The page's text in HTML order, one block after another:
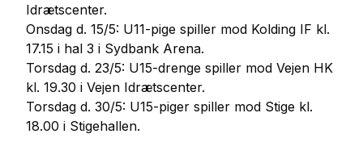
Idrætscenter.
Onsdag d. 15/5: U11-pige spiller mod Kolding IF kl.
17.15 i hal 3 i Sydbank Arena.
Torsdag d. 23/5: U15-drenge spiller mod Vejen HK
kl. 19.30 i Vejen Idrætscenter.
Torsdag d. 30/5: U15-piger spiller mod Stige kl.
18.00 i Stigehallen.